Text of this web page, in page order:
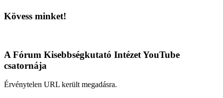
Kövess minket!
A Fórum Kisebbségkutató Intézet YouTube
csatornája
Érvénytelen URL került megadásra.